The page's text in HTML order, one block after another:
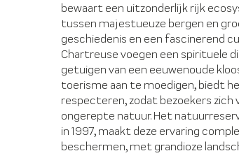
bewaart een uitzonderlijk rijk
tussen majestueuze bergen en
geschiedenis en een fascinerend
Chartreuse voegen een spirituele
getuigen van een eeuwenoude
toerisme aan te moedigen, biedt
respecteren, zodat bezoekers zich
ongerepte natuur. Het
in 1997, maakt deze ervaring
beschermen, met grandioze